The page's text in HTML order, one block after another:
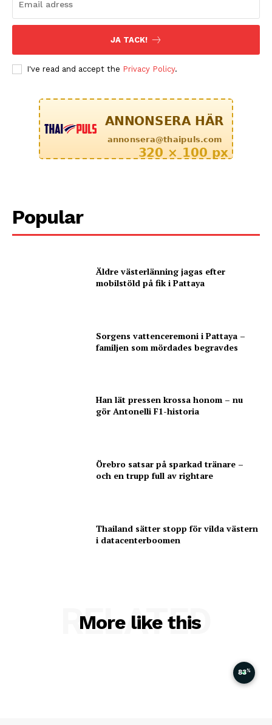
JA TACK!
I've read and accept the Privacy Policy.
Popular
Äldre västerlänning jagas efter
mobilstöld på fik i Pattaya
Sorgens vattenceremoni i Pattaya –
familjen som mördades begravdes
Han lät pressen krossa honom – nu
gör Antonelli F1-historia
Örebro satsar på sparkad tränare –
och en trupp full av rightare
Thailand sätter stopp för vilda västern
i datacenterboomen
More like this
RELATED
83%